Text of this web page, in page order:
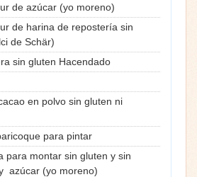
de azúcar (yo moreno)
de harina de repostería sin
de Schär)
sin gluten Hacendado
en polvo sin gluten ni
para pintar
para montar sin gluten y sin
azúcar (yo moreno)